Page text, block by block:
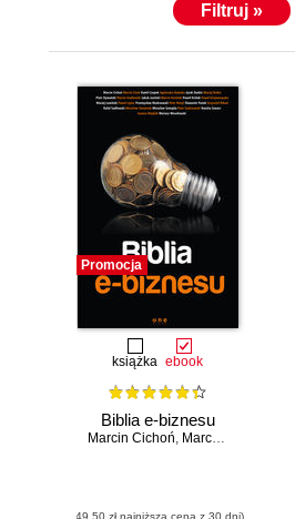
Filtruj »
Promocja
książka ebook
Biblia e-biznesu
Marcin Cichoń, Marcin Cisek